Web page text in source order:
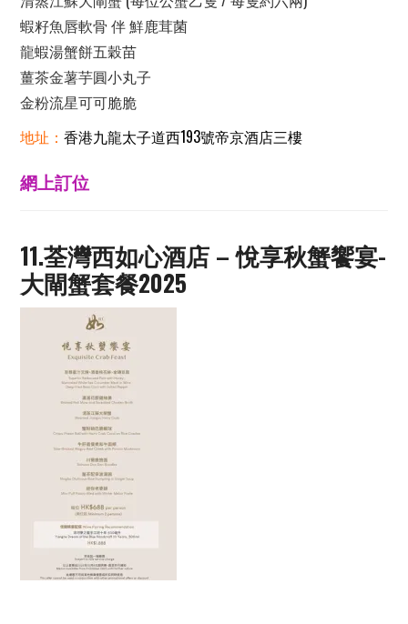
蝦籽魚唇軟骨 伴 鮮鹿茸菌
龍蝦湯蟹餅五穀苗
薑茶金薯芋圓小丸子
金粉流星可可脆脆
地址：香港九龍太子道西193號帝京酒店三樓
網上訂位
11.荃灣西如心酒店 – 悅享秋蟹饗宴-
大閘蟹套餐2025